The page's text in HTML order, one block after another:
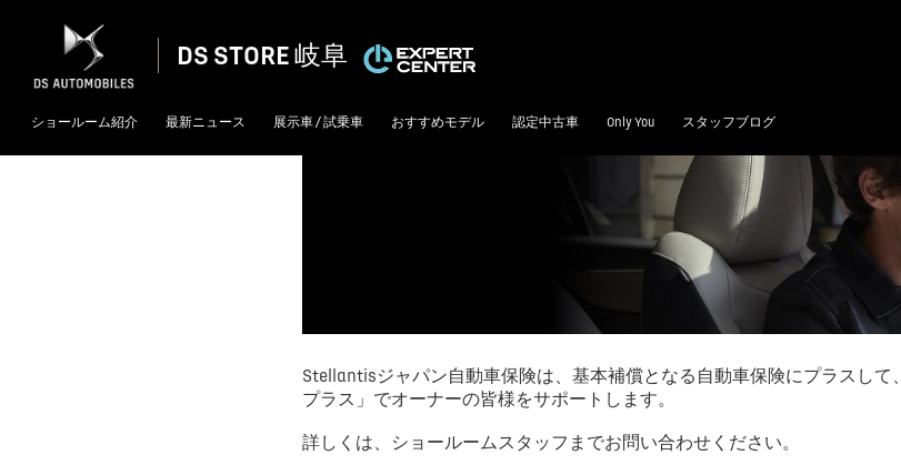
DS STORE 岐阜
ショールーム紹介 最新ニュース 展示車 / 試乗車 おすすめモデル 認定中古車 Only You スタッフブログ
[2023/12/27]
Stellantisジャパン自動車保険は、基本補償となる自動車保険にプラスして
プラス」でオーナーの皆様をサポートします。
詳しくは、ショールームスタッフまでお問い合わせください。